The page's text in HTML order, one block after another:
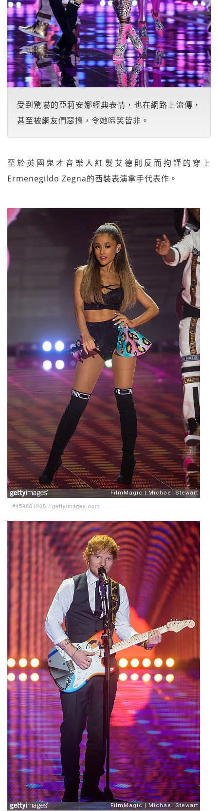
受到驚嚇的亞莉安娜經典表情，也在網路上流傳，
甚至被網友們惡搞，令她啼笑皆非。
至於英國鬼才音樂人紅髮艾德則反而拘謹的穿上
Ermenegildo Zegna的西裝表演拿手代表作。
#459861208 / gettyimages.com